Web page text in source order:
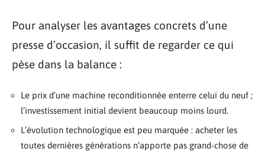
Pour analyser les avantages concrets d’une
presse d’occasion, il suffit de regarder ce qui
pèse dans la balance :
Le prix d’une machine reconditionnée enterre celui du neuf ;
l’investissement initial devient beaucoup moins lourd.
L’évolution technologique est peu marquée : acheter les
toutes dernières générations n’apporte pas grand-chose de